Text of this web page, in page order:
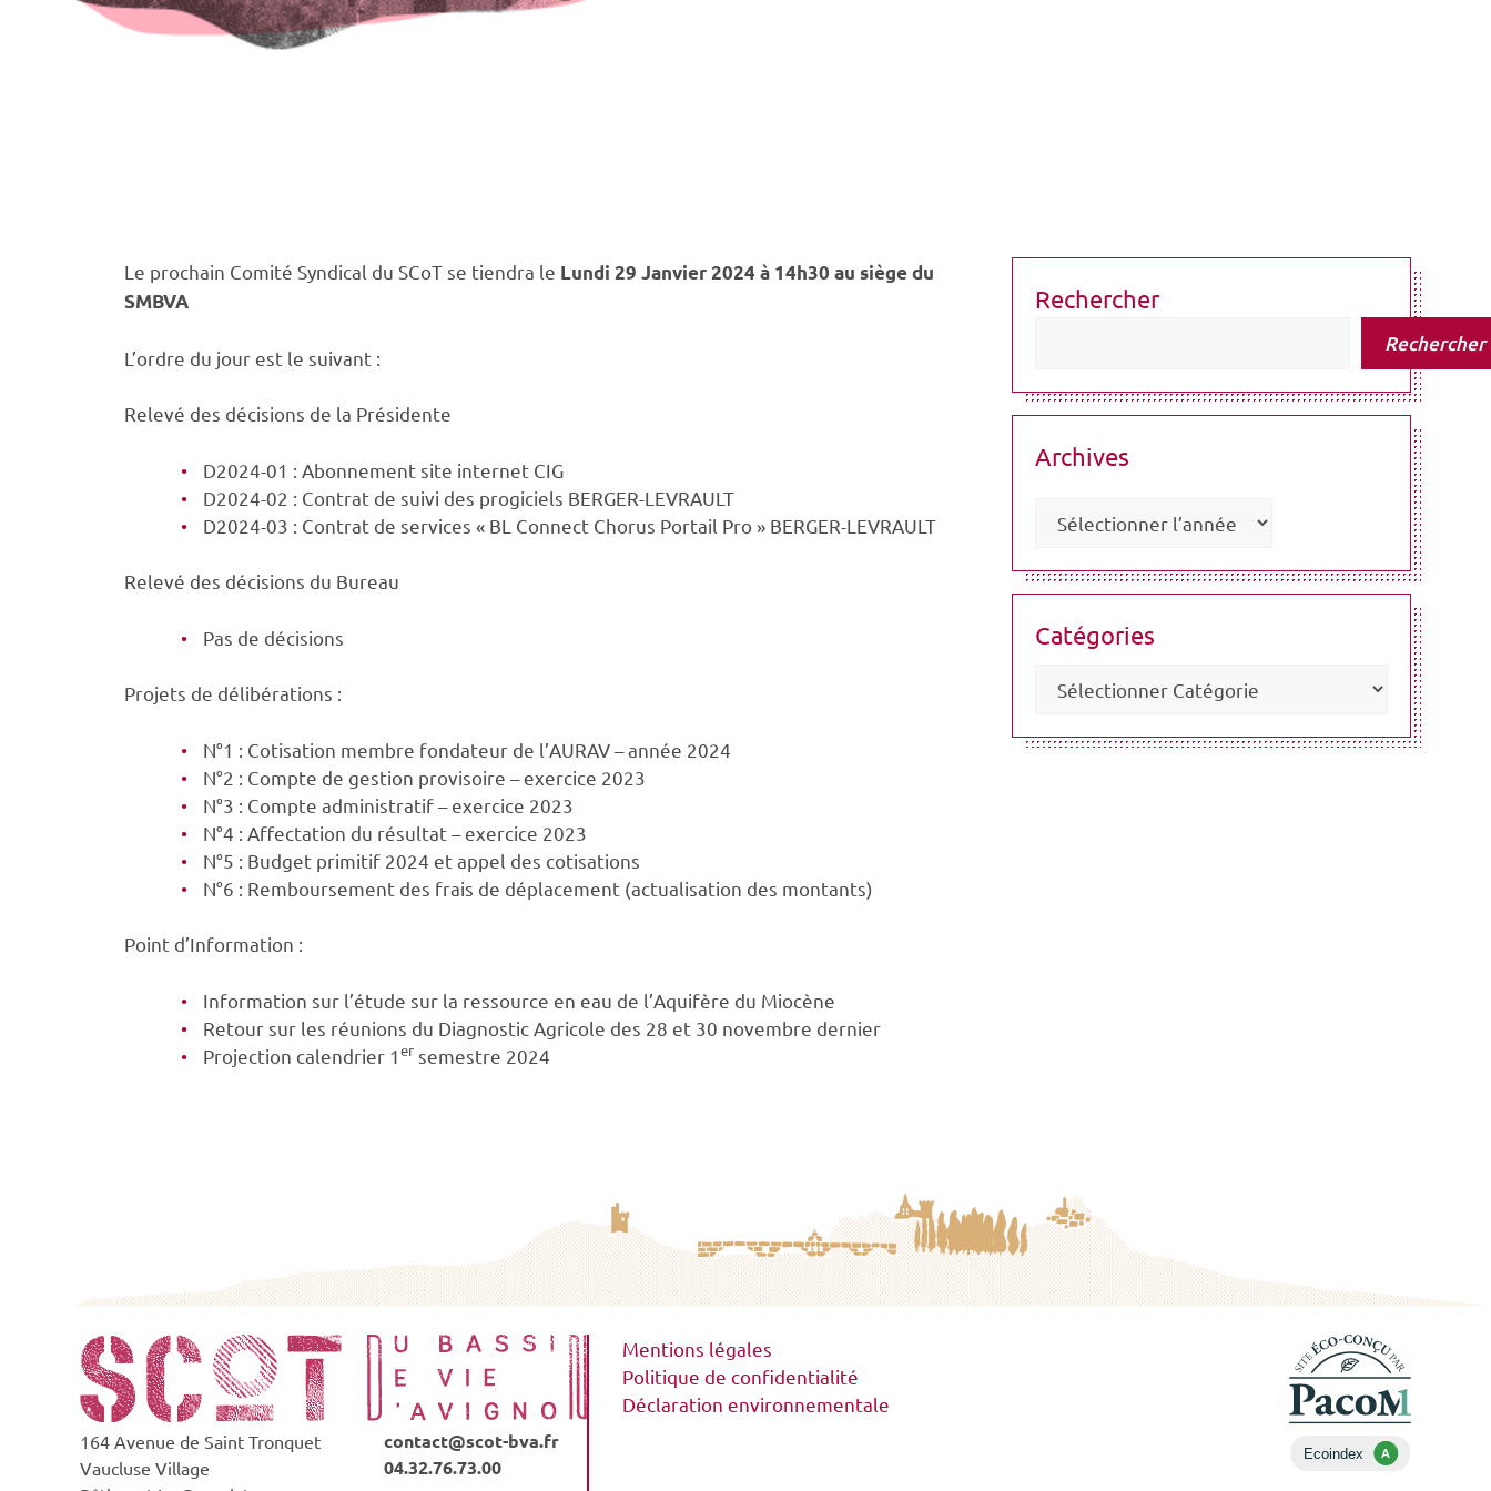
Le prochain Comité Syndical du SCoT se tiendra le Lundi 29 Janvier 2024 à 14h30 au siège du
SMBVA
L’ordre du jour est le suivant :
Relevé des décisions de la Présidente
D2024-01 : Abonnement site internet CIG
D2024-02 : Contrat de suivi des progiciels BERGER-LEVRAULT
D2024-03 : Contrat de services « BL Connect Chorus Portail Pro » BERGER-LEVRAULT
Relevé des décisions du Bureau
Pas de décisions
Projets de délibérations :
N°1 : Cotisation membre fondateur de l’AURAV – année 2024
N°2 : Compte de gestion provisoire – exercice 2023
N°3 : Compte administratif – exercice 2023
N°4 : Affectation du résultat – exercice 2023
N°5 : Budget primitif 2024 et appel des cotisations
N°6 : Remboursement des frais de déplacement (actualisation des montants)
Point d’Information :
Information sur l’étude sur la ressource en eau de l’Aquifère du Miocène
Retour sur les réunions du Diagnostic Agricole des 28 et 30 novembre dernier
Projection calendrier 1er semestre 2024
Rechercher
Rechercher
Archives
Catégories
164 Avenue de Saint Tronquet
Vaucluse Village
contact@scot-bva.fr
04.32.76.73.00
Mentions légales
Politique de confidentialité
Déclaration environnementale
Ecoindex A